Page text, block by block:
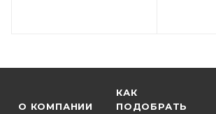
О КОМПАНИИ
КАК
ПОДОБРАТЬ